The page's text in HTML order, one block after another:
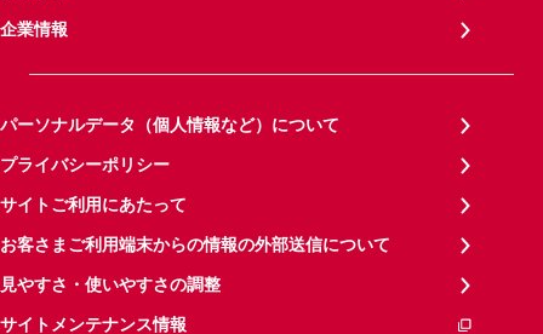
企業情報
パーソナルデータ（個人情報など）について
プライバシーポリシー
サイトご利用にあたって
お客さまご利用端末からの情報の外部送信について
見やすさ・使いやすさの調整
サイトメンテナンス情報